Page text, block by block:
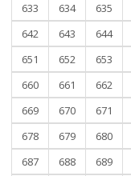
633
634 635
642
643 644
651
652 653
660
661 662
669
670 671
678
679 680
687
688 689